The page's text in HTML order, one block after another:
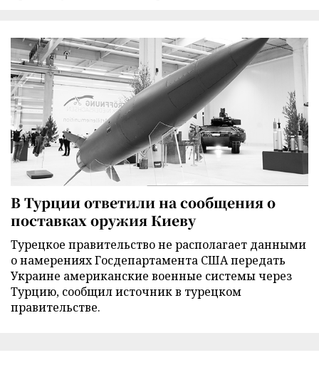
В Турции ответили на сообщения о
поставках оружия Киеву
Турецкое правительство не располагает данными
о намерениях Госдепартамента США передать
Украине американские военные системы через
Турцию, сообщил источник в турецком
правительстве.